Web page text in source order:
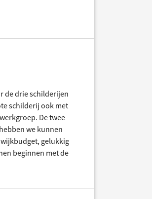
de drie schilderijen
schilderij ook met
De twee
we kunnen
gelukkig
beginnen met de